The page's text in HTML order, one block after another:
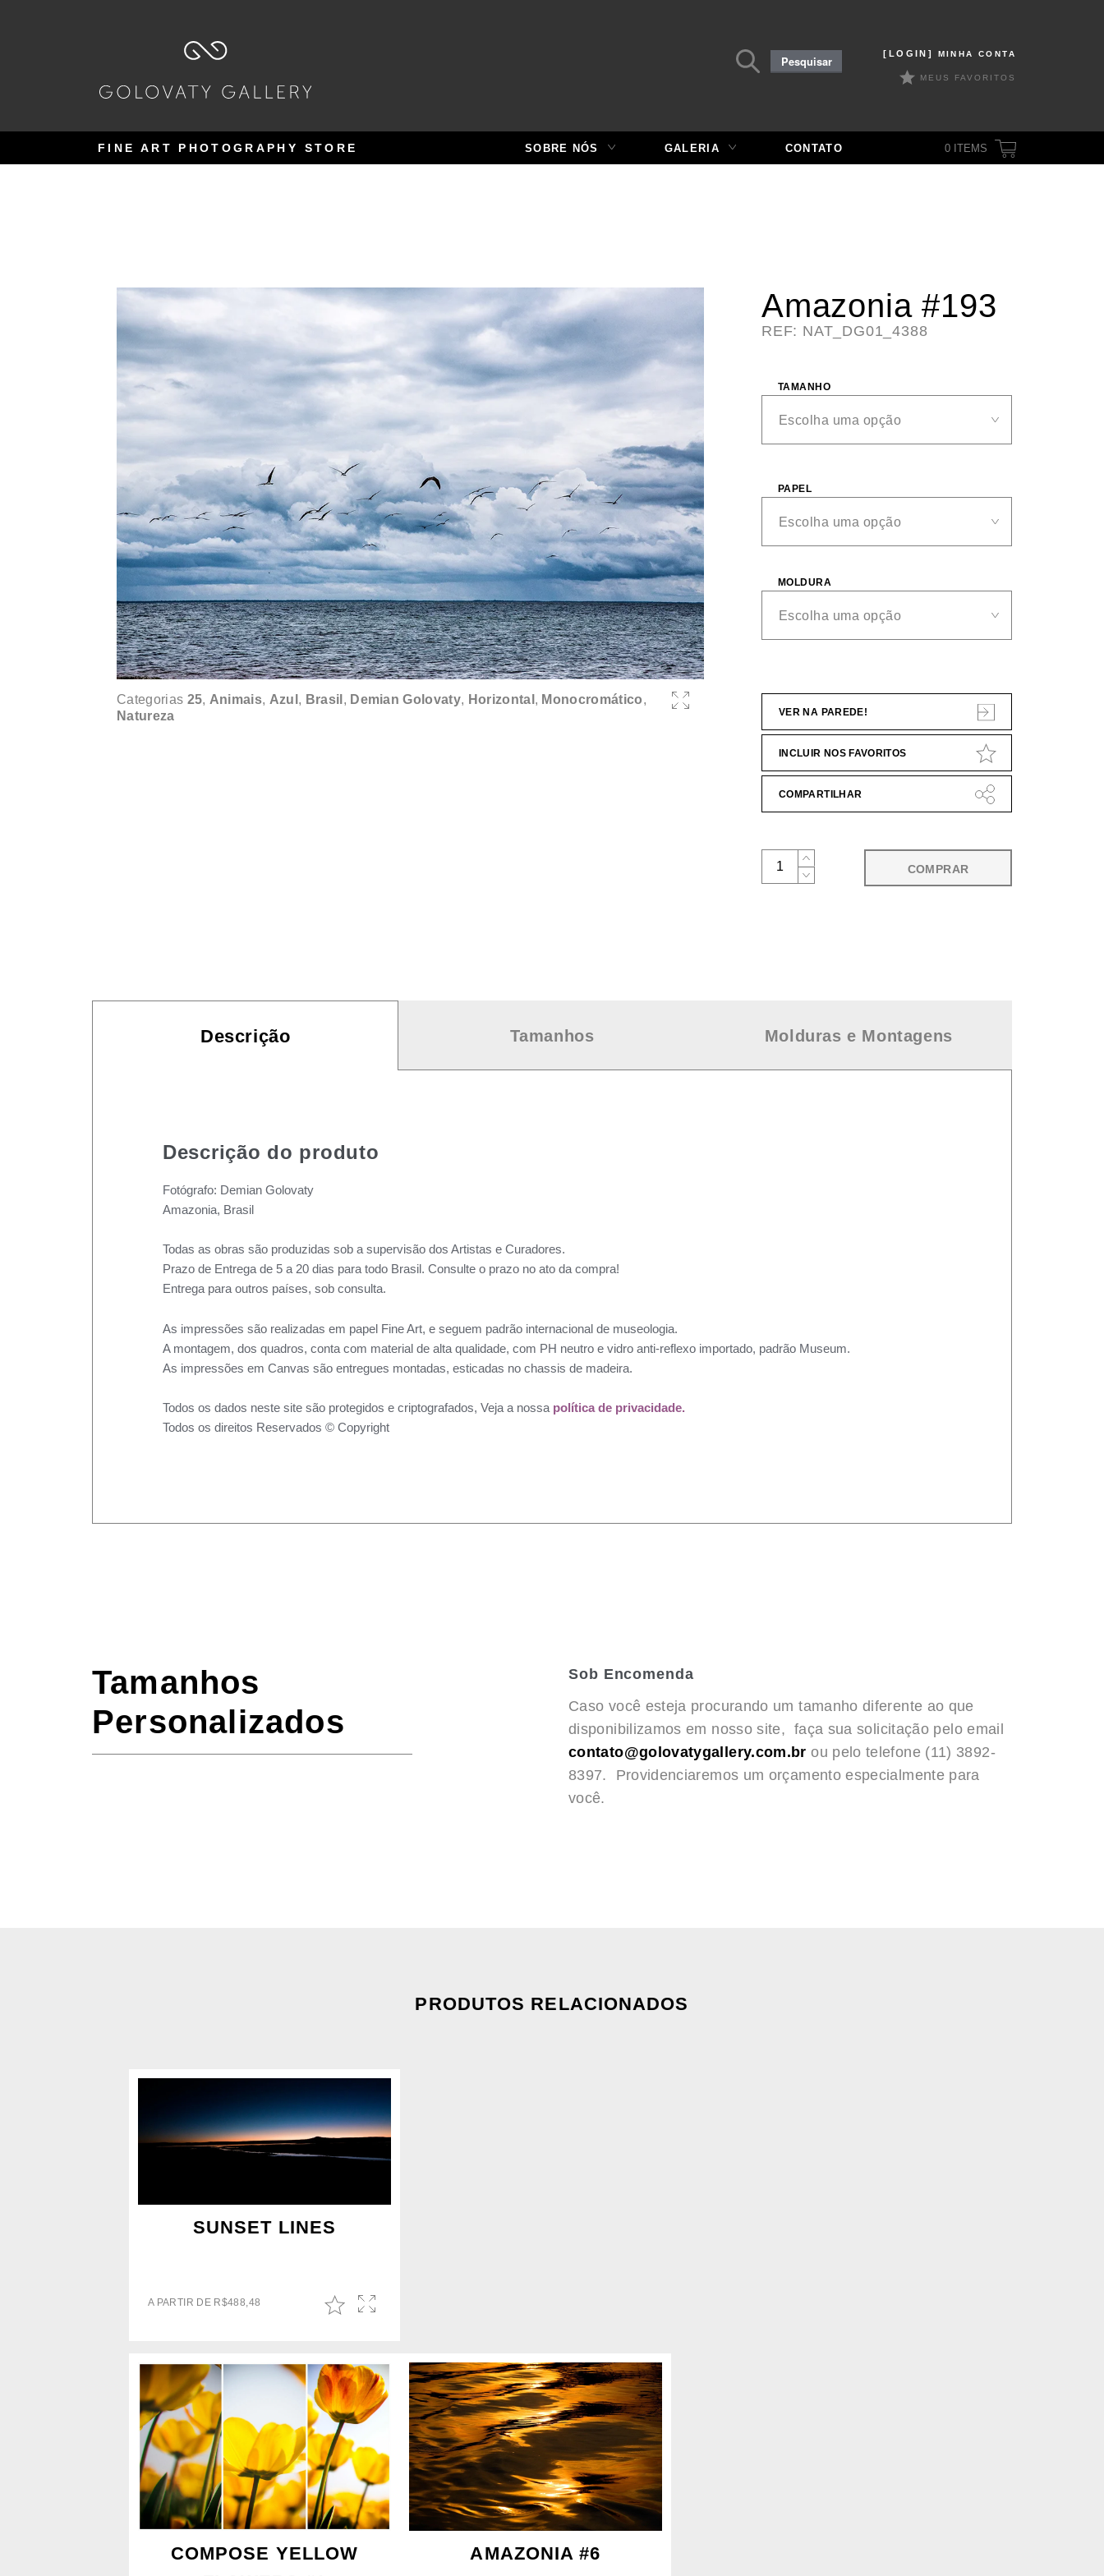
navegação
[LOGIN] MINHA CONTA
MEUS FAVORITOS
Pesquisar
por:Pesquisar
FINE ART PHOTOGRAPHY STORE SOBRE NÓS GALERIA CONTATO 0 ITEMS
Categorias 25, Animais, Azul , Brasil , Demian Golovaty, Horizontal , Monocromático,
Natureza
Amazonia #193
REF: NAT_DG01_4388
TAMANHO
PAPEL
MOLDURA
VER NA PAREDE!
INCLUIR NOS FAVORITOS
COMPARTILHAR
COMPRAR
Descrição Tamanhos Molduras e Montagens
Descrição do produto
Fotógrafo: Demian Golovaty
Amazonia, Brasil
Todas as obras são produzidas sob a supervisão dos Artistas e Curadores.
Prazo de Entrega de 5 a 20 dias para todo Brasil. Consulte o prazo no ato da compra!
Entrega para outros países, sob consulta.
As impressões são realizadas em papel Fine Art, e seguem padrão internacional de museologia.
A montagem, dos quadros, conta com material de alta qualidade, com PH neutro e vidro anti-reflexo importado, padrão Museum.
As impressões em Canvas são entregues montadas, esticadas no chassis de madeira.
Todos os dados neste site são protegidos e criptografados, Veja a nossa política de privacidade.
Todos os direitos Reservados © Copyright
Tamanhos
Personalizados
Sob Encomenda
Caso você esteja procurando um tamanho diferente ao que
disponibilizamos em nosso site, faça sua solicitação pelo email
contato@golovatygallery.com.br ou pelo telefone (11) 3892-
8397. Providenciaremos um orçamento especialmente para
você.
PRODUTOS RELACIONADOS
SUNSET LINES
A PARTIR DE R$488,48
COMPOSE YELLOW
AMAZONIA #6